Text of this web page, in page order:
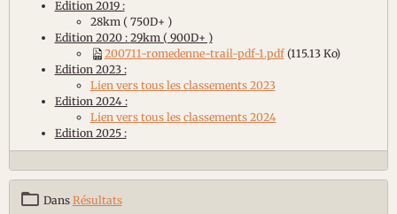
Edition 2019 :
28km ( 750D+ )
Edition 2020 : 29km ( 900D+ )
200711-romedenne-trail-pdf-1.pdf(115.13 Ko)
Edition 2023 :
Lien vers tous les classements 2023
Edition 2024 :
Lien vers tous les classements 2024
Edition 2025 :
Dans Résultats